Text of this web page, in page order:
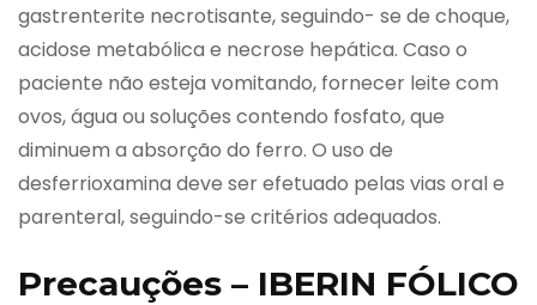
gastrenterite necrotisante, seguindo- se de choque,
acidose metabólica e necrose hepática. Caso o
paciente não esteja vomitando, fornecer leite com
ovos, água ou soluções contendo fosfato, que
diminuem a absorção do ferro. O uso de
desferrioxamina deve ser efetuado pelas vias oral e
parenteral, seguindo-se critérios adequados.
Precauções – IBERIN FÓLICO